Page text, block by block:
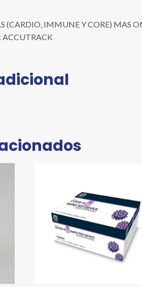
(CARDIO, IMMUNE Y CORE) MAS
ACCUTRACK